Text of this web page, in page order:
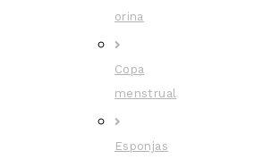
orina
Copa
menstrual
Esponjas